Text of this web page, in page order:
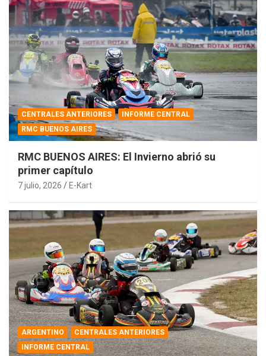
CENTRALES ANTERIORES
INFORME CENTRAL
RMC BUENOS AIRES
RMC BUENOS AIRES: El Invierno abrió su
primer capítulo
7 julio, 2026 E-Kart
ARGENTINO
CENTRALES ANTERIORES
INFORME CENTRAL